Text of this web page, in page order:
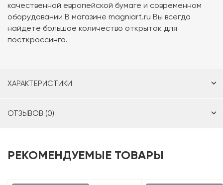
качественной европейской бумаге и современном
оборудовании В магазине magniart.ru Вы всегда
найдете большое количество открыток для
посткроссинга.
ХАРАКТЕРИСТИКИ
ОТЗЫВОВ (0)
РЕКОМЕНДУЕМЫЕ ТОВАРЫ